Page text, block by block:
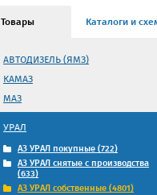
Товары Каталоги и
АВТОДИЗЕЛЬ (ЯМЗ)
КАМАЗ
МАЗ
УРАЛ
АЗ УРАЛ покупные (722)
АЗ УРАЛ снятые с производства
(633)
АЗ УРАЛ собственные (4801)